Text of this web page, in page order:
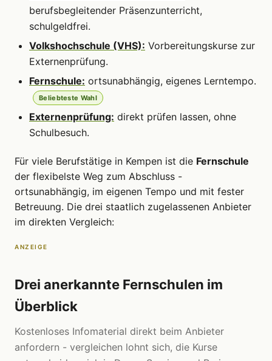
berufsbegleitender Präsenzunterricht,
schulgeldfrei.
Volkshochschule (VHS): Vorbereitungskurse zur
Externenprüfung.
Fernschule: ortsunabhängig, eigenes Lerntempo.
Beliebteste Wahl
Externenprüfung: direkt prüfen lassen, ohne
Schulbesuch.
Für viele Berufstätige in Kempen ist die Fernschule
der flexibelste Weg zum Abschluss -
ortsunabhängig, im eigenen Tempo und mit fester
Betreuung. Die drei staatlich zugelassenen Anbieter
im direkten Vergleich:
ANZEIGE
Drei anerkannte Fernschulen im
Überblick
Kostenloses Infomaterial direkt beim Anbieter
anfordern - vergleichen lohnt sich, die Kurse